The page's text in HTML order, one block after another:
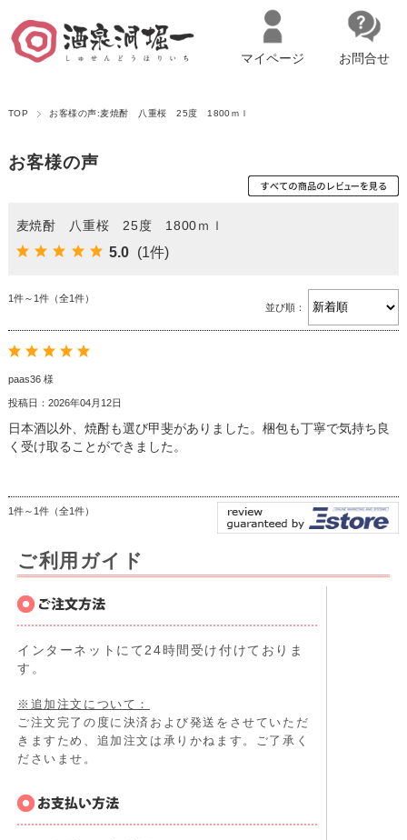
名古屋市西区の「造り手の想いを伝える」日本酒・ワインセレクトショ
マイページ お問合せ
TOP お客様の声:麦焼酎 八重桜 25度 1800ｍｌ
お客様の声
麦焼酎 八重桜 25度 1800ｍｌ
5.0 (1件)
1件～1件（全1件）
並び順：
paas36 様
投稿日：2026年04月12日
日本酒以外、焼酎も選び甲斐がありました。梱包も丁寧で気持ち良
く受け取ることができました。
1件～1件（全1件）
ご利用ガイド
インターネットにて24時間受け付けておりま
す。
※追加注文について：
ご注文完了の度に決済および発送をさせていただ
きますため、追加注文は承りかねます。ご了承く
ださいませ。